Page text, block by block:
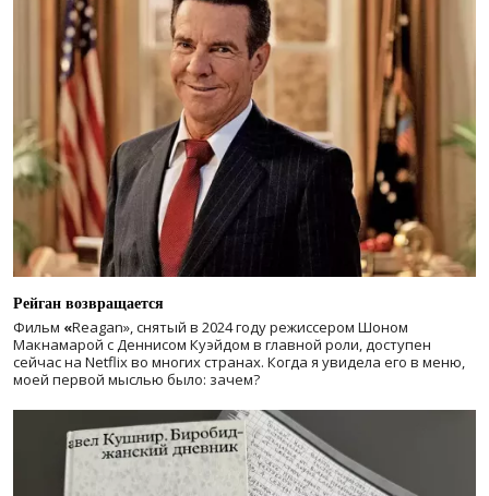
Рейган возвращается
Фильм «Reagan», снятый в 2024 годурежиссером Шоном
Макнамарой с Деннисом Куэйдом в главной роли, доступен
сейчас на Netflix во многих странах. Когда я увидела его в меню,
моей первой мыслью было: зачем?